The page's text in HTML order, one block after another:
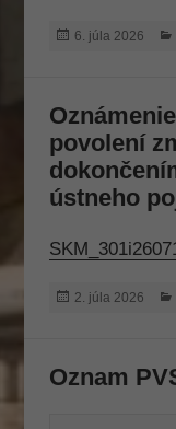
Publikované
6. júla 2026
povolení
ústneho
Publikované
2. júla 2026
Oznam